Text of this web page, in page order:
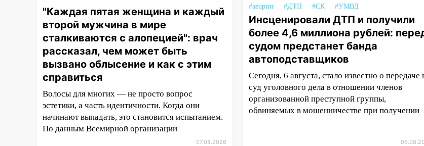
15:27
Прокуратура проверяет
капремонт школы в селе
Кивать
15:08 В Кузоватово после
прокурорской проверки
обновили разметку на
пешеходных переходах
14:40 На проспекте Гая в
Ульяновске запретили
остановку автомобилей на 50-
метровом участке
"Каждая пятая женщина и каждый
второй мужчина в мире
сталкиваются с алопецией": врач
рассказал, чем может быть
вызвано облысение и как с этим
справиться
Волосы для многих — не просто вопрос
эстетики, а часть идентичности. Когда они
начинают выпадать, это становится испытанием.
По данным Всемирной организации
07.08.2026
#аварии
#ДТП #СК #УМВД
Инсценировали ДТП и получили
более 4,6 миллиона рублей:
судом предстанет банда
автоподставщиков
Сегодня, 6 августа, стало известно о передаче
суд уголовного дела в отношении членов
организованной преступной группы,
обвиняемых в мошенничестве при получении